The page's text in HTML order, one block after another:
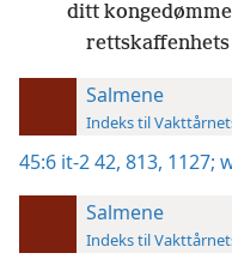
ditt
rettskaffenhets
Salmene
Indeks til
45:6 it-2 42, 813, 1127;
Salmene
Indeks til